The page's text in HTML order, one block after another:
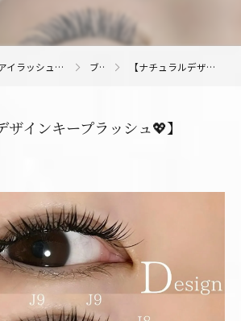
滋賀県近江八幡のアイラッシュサロンならMoa eyelash/eyebrow ブログ 【ナチュラルデザインキープラッシュ💖】
ザインキープラッシュ💖】